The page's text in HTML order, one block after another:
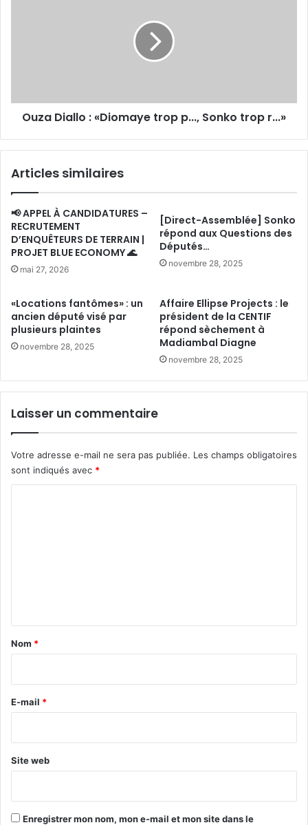
r...»
Ouza Diallo : «Diomaye trop p..., Sonko trop r...»
Articles similaires
📢 APPEL À CANDIDATURES –
RECRUTEMENT
D’ENQUÊTEURS DE TERRAIN |
PROJET BLUE ECONOMY 🌊
mai 27, 2026
[Direct-Assemblée] Sonko
répond aux Questions des
Députés…
novembre 28, 2025
«Locations fantômes» : un
ancien député visé par
plusieurs plaintes
novembre 28, 2025
Affaire Ellipse Projects : le
président de la CENTIF
répond sèchement à
Madiambal Diagne
novembre 28, 2025
Laisser un commentaire
Votre adresse e-mail ne sera pas publiée. Les champs obligatoires
sont indiqués avec *
a
e
Nom *
E-mail *
Site web
Enregistrer mon nom, mon e-mail et mon site dans le